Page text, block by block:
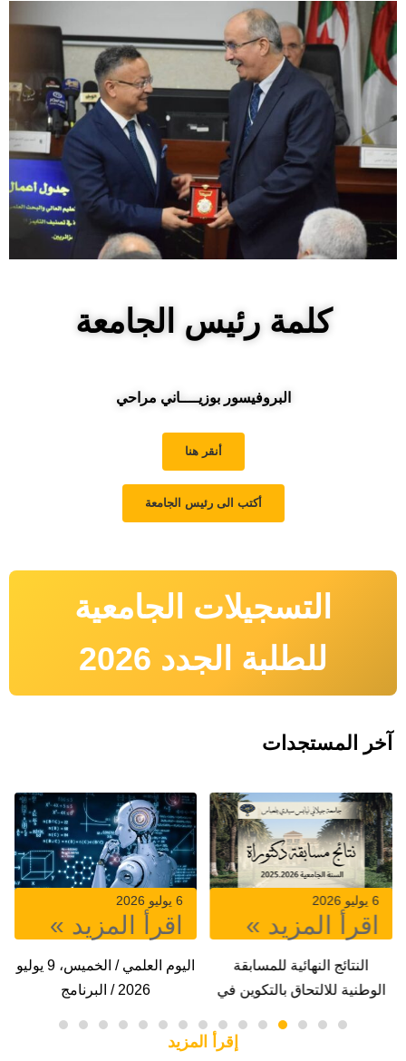
كلمة رئيس الجامعة
البروفيسور بوزيــــاني مراحي
أنقر هنا
أكتب الى رئيس الجامعة
التسجيلات الجامعية
للطلبة الجدد 2026
آخر المستجدات
في
6 يوليو 2026
اقرأ المزيد »
اليوم العلمي / الخميس، 9 يوليو
2026 / البرنامج
23 يونيو 2026
اقرأ المزيد »
النتائج النهائية لمسابقة
الاساتذة
إقرأ المزيد